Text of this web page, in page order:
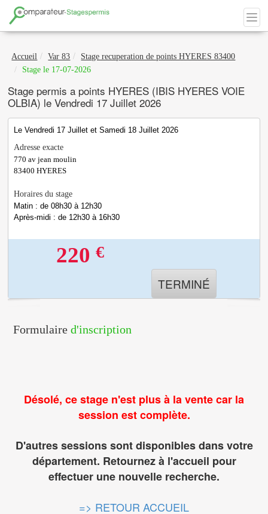
Accueil Var 83
Stage recuperation de points HYERES 83400
Stage le 17-07-2026
Stage permis a points HYERES (IBIS HYERES VOIE
OLBIA) le Vendredi 17 Juillet 2026
Le Vendredi 17 Juillet et Samedi 18 Juillet 2026
Adresse exacte
770 av jean moulin
83400 HYERES
Horaires du stage
Matin : de 08h30 à 12h30
Après-midi : de 12h30 à 16h30
220 €
TERMINÉ
Formulaire d'inscription